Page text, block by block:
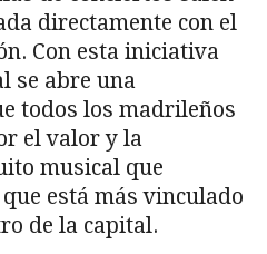
directamente con el
Con esta iniciativa
se abre una
todos los madrileños
el valor y la
musical que
está más vinculado
de la capital.